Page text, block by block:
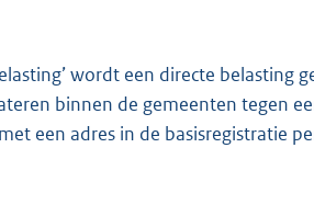
wordt een directe belasting
binnen de gemeenten tegen
een adres in de basisregistratie